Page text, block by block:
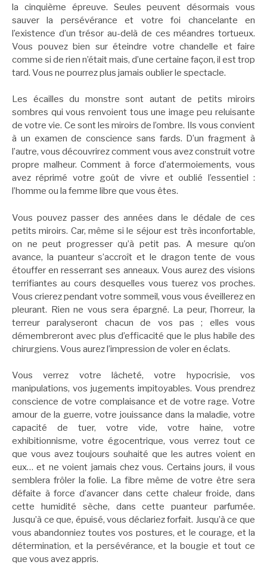
la cinquième épreuve. Seules peuvent désormais vous
sauver la persévérance et votre foi chancelante en
l’existence d’un trésor au-delà de ces méandres tortueux.
Vous pouvez bien sur éteindre votre chandelle et faire
comme si de rien n’était mais, d’une certaine façon, il est trop
tard. Vous ne pourrez plus jamais oublier le spectacle.
Les écailles du monstre sont autant de petits miroirs
sombres qui vous renvoient tous une image peu reluisante
de votre vie. Ce sont les miroirs de l’ombre. Ils vous convient
à un examen de conscience sans fards. D’un fragment à
l’autre, vous découvrirez comment vous avez construit votre
propre malheur. Comment à force d’atermoiements, vous
avez réprimé votre goût de vivre et oublié l’essentiel :
l’homme ou la femme libre que vous êtes.
Vous pouvez passer des années dans le dédale de ces
petits miroirs. Car, même si le séjour est très inconfortable,
on ne peut progresser qu’à petit pas. A mesure qu’on
avance, la puanteur s’accroît et le dragon tente de vous
étouffer en resserrant ses anneaux. Vous aurez des visions
terrifiantes au cours desquelles vous tuerez vos proches.
Vous crierez pendant votre sommeil, vous vous éveillerez en
pleurant. Rien ne vous sera épargné. La peur, l’horreur, la
terreur paralyseront chacun de vos pas ; elles vous
démembreront avec plus d’efficacité que le plus habile des
chirurgiens. Vous aurez l’impression de voler en éclats.
Vous verrez votre lâcheté, votre hypocrisie, vos
manipulations, vos jugements impitoyables. Vous prendrez
conscience de votre complaisance et de votre rage. Votre
amour de la guerre, votre jouissance dans la maladie, votre
capacité de tuer, votre vide, votre haine, votre
exhibitionnisme, votre égocentrique, vous verrez tout ce
que vous avez toujours souhaité que les autres voient en
eux… et ne voient jamais chez vous. Certains jours, il vous
semblera frôler la folie. La fibre même de votre être sera
défaite à force d’avancer dans cette chaleur froide, dans
cette humidité sèche, dans cette puanteur parfumée.
Jusqu’à ce que, épuisé, vous déclariez forfait. Jusqu’à ce que
vous abandonniez toutes vos postures, et le courage, et la
détermination, et la persévérance, et la bougie et tout ce
que vous avez appris.